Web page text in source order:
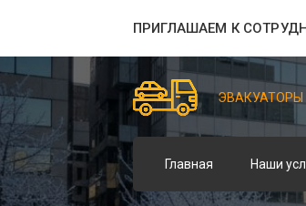
ПРИГЛАШАЕМ К
ЭВАКУАТОРЫ
Главная Наши